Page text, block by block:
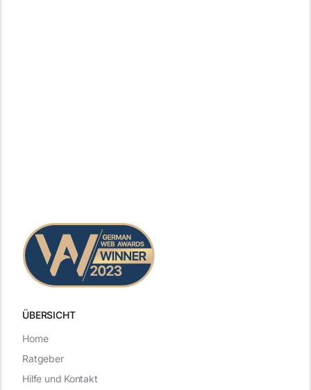
ÜBERSICHT
Home
Ratgeber
Hilfe und Kontakt